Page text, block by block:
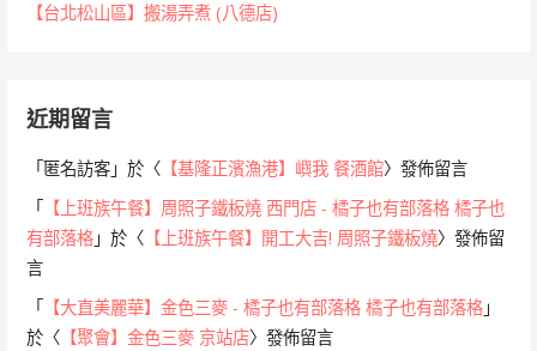
【台北松山區】搬湯弄煮 (八德店)
近期留言
「匿名訪客 」於〈 【基隆正濱漁港】嶼我 餐酒館〉發佈留言
「
【上班族午餐】周照子鐵板燒 西門店 - 橘子也有部落格 橘子也
有部落格 」於〈 【上班族午餐】開工大吉! 周照子鐵板燒〉發佈留
言
「
【大直美麗華】金色三麥 - 橘子也有部落格 橘子也有部落格 」
於〈 【聚會】金色三麥 京站店〉發佈留言